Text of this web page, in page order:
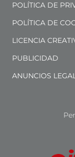
POLÍTICA DE
POLÍTICA DE
LICENCIA
PUBLICIDAD
ANUNCIOS